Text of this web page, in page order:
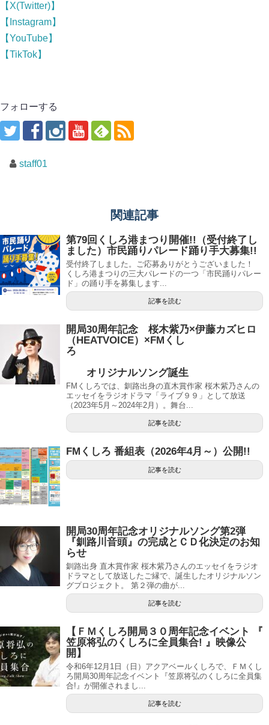
【X(Twitter)】
【Instagram】
【YouTube】
【TikTok】
フォローする
staff01
関連記事
第79回くしろ港まつり開催!!（受付終了し
ました）市民踊りパレード踊り手大募集!!
受付終了しました。ご応募ありがとうございました！
くしろ港まつりの三大パレードの一つ「市民踊りパレー
ド」の踊り手を募集します...
記事を読む
開局30周年記念 桜木紫乃×伊藤カズヒロ
（HEATVOICE）×FMくし
ろ
オリジナルソング誕生
FMくしろでは、釧路出身の直木賞作家 桜木紫乃さんの
エッセイをラジオドラマ「ライブ９９」として放送
（2023年5月～2024年2月）。舞台...
記事を読む
FMくしろ 番組表（2026年4月～）公開!!
記事を読む
開局30周年記念オリジナルソング第2弾
『釧路川音頭』の完成とＣＤ化決定のお知
らせ
釧路出身 直木賞作家 桜木紫乃さんのエッセイをラジオ
ドラマとして放送したご縁で、誕生したオリジナルソン
グプロジェクト。 第２弾の曲が...
記事を読む
【ＦＭくしろ開局３０周年記念イベント 『
笠原将弘のくしろに全員集合! 』映像公
開】
令和6年12月1日（日）アクアベールくしろで、ＦＭくし
ろ開局30周年記念イベント『笠原将弘のくしろに全員集
合!』が開催されまし...
記事を読む